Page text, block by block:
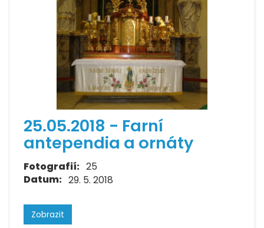
25.05.2018 - Farní
antependia a ornáty
Fotografií: 25
Datum: 29. 5. 2018
Zobrazit